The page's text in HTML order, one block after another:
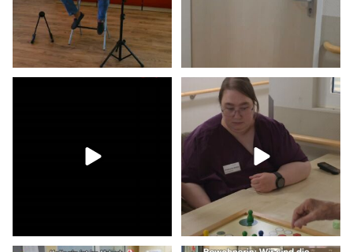
Mensch ärgere dich
nicht?!
Bei uns
...
16 1